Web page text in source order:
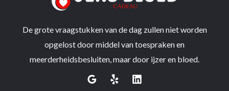
De grote vraagstukken van de dag zullen niet worden
opgelost door middel van toespraken en
meerderheidsbesluiten, maar door ijzer en bloed.